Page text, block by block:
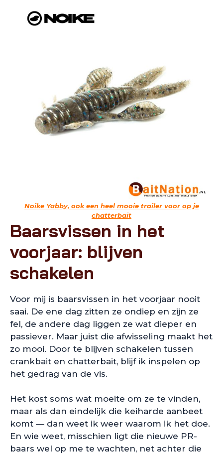
Noike Yabby, ook een heel mooie trailer voor op je
chatterbait
Baarsvissen in het
voorjaar: blijven
schakelen
Voor mij is baarsvissen in het voorjaar nooit
saai. De ene dag zitten ze ondiep en zijn ze
fel, de andere dag liggen ze wat dieper en
passiever. Maar juist die afwisseling maakt het
zo mooi. Door te blijven schakelen tussen
crankbait en chatterbait, blijf ik inspelen op
het gedrag van de vis.
Het kost soms wat moeite om ze te vinden,
maar als dan eindelijk die keiharde aanbeet
komt — dan weet ik weer waarom ik het doe.
En wie weet, misschien ligt die nieuwe PR-
baars wel op me te wachten, net achter die